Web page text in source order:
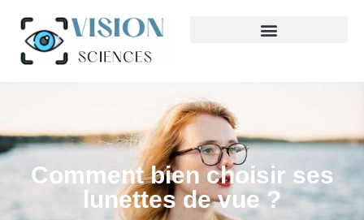
Comment bien choisir ses
lunettes de vue ?